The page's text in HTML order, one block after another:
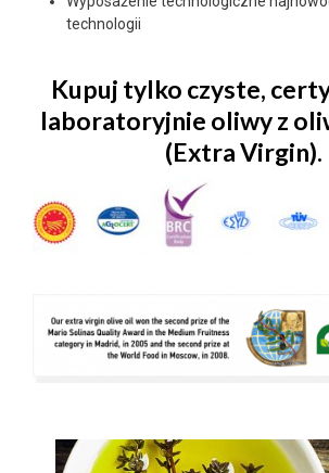
technologii
Kupuj tylko czyste,
laboratoryjnie oliwy z
(Extra Virgin).